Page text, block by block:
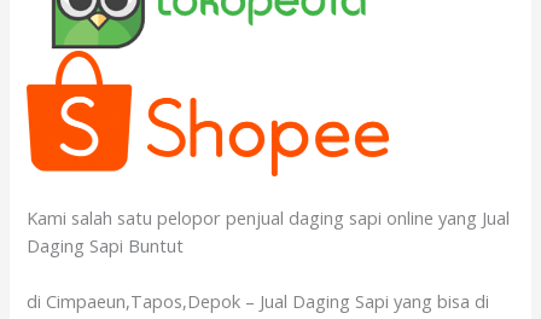
Kami salah satu pelopor penjual daging sapi online yang Jual
Daging Sapi Buntut
di Cimpaeun,Tapos,Depok – Jual Daging Sapi yang bisa di